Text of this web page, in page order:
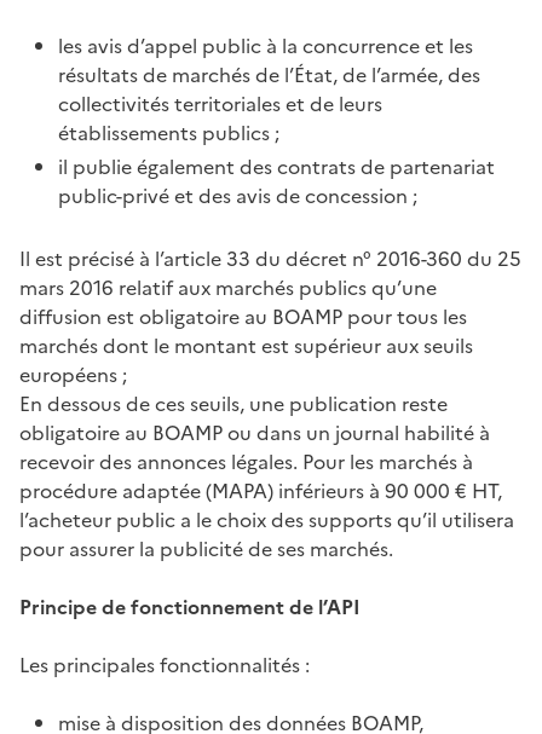
les avis d’appel public à la concurrence et les
résultats de marchés de l’État, de l’armée, des
collectivités territoriales et de leurs
établissements publics ;
il publie également des contrats de partenariat
public-privé et des avis de concession ;
Il est précisé à l’article 33 du décret n° 2016-360 du 25
mars 2016 relatif aux marchés publics qu’une
diffusion est obligatoire au BOAMP pour tous les
marchés dont le montant est supérieur aux seuils
européens ;
En dessous de ces seuils, une publication reste
obligatoire au BOAMP ou dans un journal habilité à
recevoir des annonces légales. Pour les marchés à
procédure adaptée (MAPA) inférieurs à 90 000 € HT,
l’acheteur public a le choix des supports qu’il utilisera
pour assurer la publicité de ses marchés.
Principe de fonctionnement de l’API
Les principales fonctionnalités :
mise à disposition des données BOAMP,